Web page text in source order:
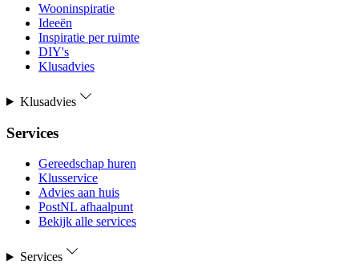
Wooninspiratie
Ideeën
Inspiratie per ruimte
DIY's
Klusadvies
Klusadvies
Services
Gereedschap huren
Klusservice
Advies aan huis
PostNL afhaalpunt
Bekijk alle services
Services